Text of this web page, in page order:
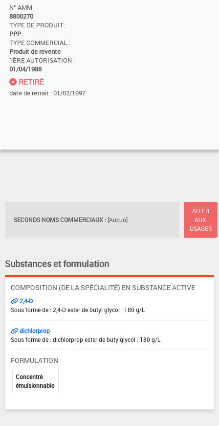
N° AMM
8800270
TYPE DE PRODUIT :
PPP
TYPE COMMERCIAL :
Produit de revente
1ÈRE AUTORISATION :
01/04/1988
RETIRÉ
date de retrait : 01/02/1997
SECONDS NOMS COMMERCIAUX : [Aucun]
ALLER
AUX
USAGES
Substances et formulation
COMPOSITION (DE LA SPÉCIALITÉ) EN SUBSTANCE ACTIVE
2,4-D
Sous forme de : 2,4-D ester de butyl glycol : 180 g/L
dichlorprop
Sous forme de : dichlorprop ester de butylglycol : 180 g/L
FORMULATION
Concentré
émulsionnable